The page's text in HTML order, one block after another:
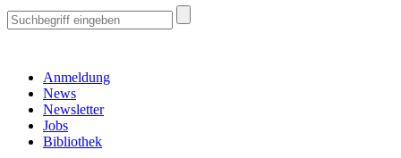
Anmeldung
News
Newsletter
Jobs
Bibliothek